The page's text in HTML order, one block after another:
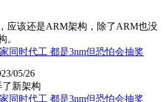
应该还是ARM架构，除了ARM也没
。
同时代工 都是3nm但恐怕会抽奖
05/26
了新架构
同时代工 都是3nm但恐怕会抽奖